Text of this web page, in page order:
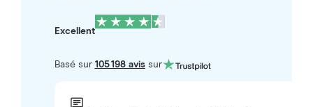
Excellent
Basé sur 105 198 avissur